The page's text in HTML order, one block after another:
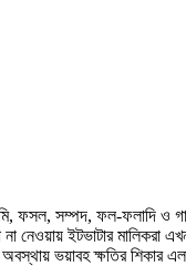
ফসল, সম্পদ, ফল-ফলাদি ও
ইটভাটার মালিকরা
ভয়াবহ ক্ষতির শিকার